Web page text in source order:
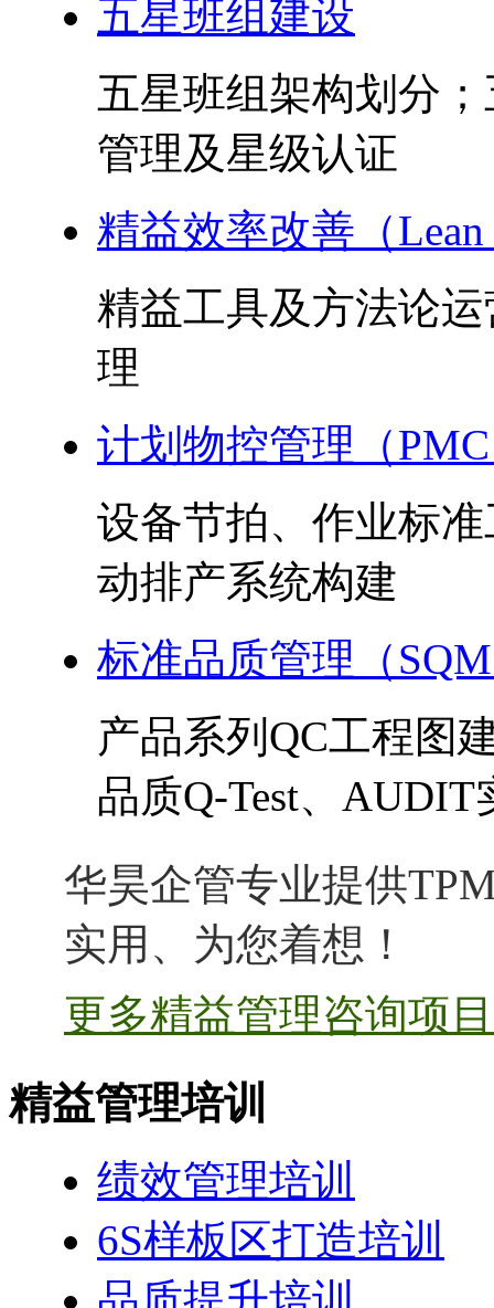
五星班组建设
五星班组架构划分
管理及星级认证
精益效率改善（
精益工具及方法论
理
计划物控管理（
设备节拍、作业标
动排产系统构建
标准品质管理（
产品系列QC工程图
品质Q-Test、AUDIT
华昊企管专业提供
实用、为您着想！
更多精益管理咨询项
精益管理培训
绩效管理培训
6S样板区打造培训